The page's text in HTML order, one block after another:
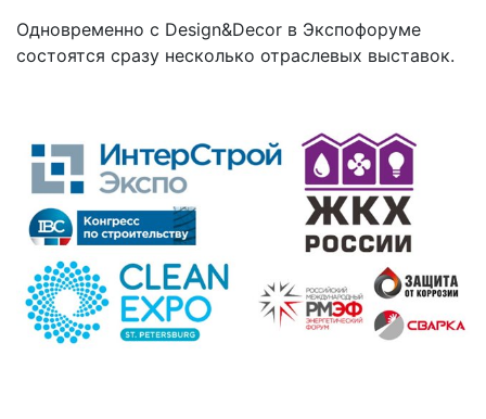
Одновременно с Design&Decor в Экспофоруме
состоятся сразу несколько отраслевых выставок.